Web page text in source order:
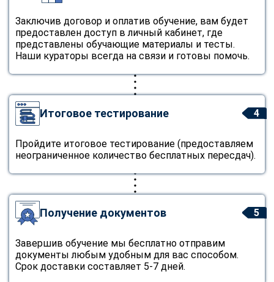
Заключив договор и оплатив обучение, вам будет
предоставлен доступ в личный кабинет, где
представлены обучающие материалы и тесты.
Наши кураторы всегда на связи и готовы помочь.
4
Итоговое тестирование
Пройдите итоговое тестирование (предоставляем
неограниченное количество бесплатных пересдач).
5
Получение документов
Завершив обучение мы бесплатно отправим
документы любым удобным для вас способом.
Срок доставки составляет 5-7 дней.